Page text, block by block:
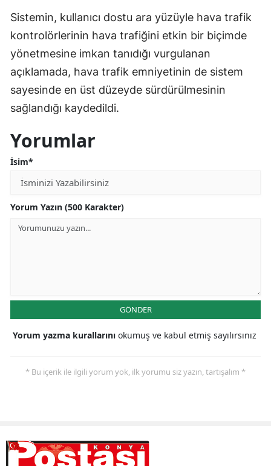
Yozgat
Zonguldak
Bayburt
Kilis
Sistemin, kullanıcı dostu ara yüzüyle hava trafik
kontrolörlerinin hava trafiğini etkin bir biçimde
yönetmesine imkan tanıdığı vurgulanan
açıklamada, hava trafik emniyetinin de sistem
sayesinde en üst düzeyde sürdürülmesinin
sağlandığı kaydedildi.
Yorumlar
İsim*
Yorum Yazın (500 Karakter)
GÖNDER
Yorum yazma kurallarını okumuş ve kabul etmiş sayılırsınız
* Bu içerik ile ilgili yorum yok, ilk yorumu siz yazın, tartışalım *